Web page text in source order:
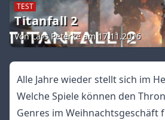
TEST
Titanfall 2
Von Lars Peterke am 17.11.2016
Alle Jahre wieder stellt sich im
Welche Spiele können den
Genres im Weihnachtsgeschäft